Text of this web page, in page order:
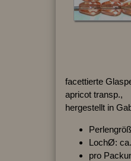
facettierte
apricot transp.,
hergestellt in
LochØ:
pro